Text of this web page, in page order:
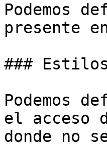
Podemos
presente
### Estilos
Podemos
el acceso
donde no